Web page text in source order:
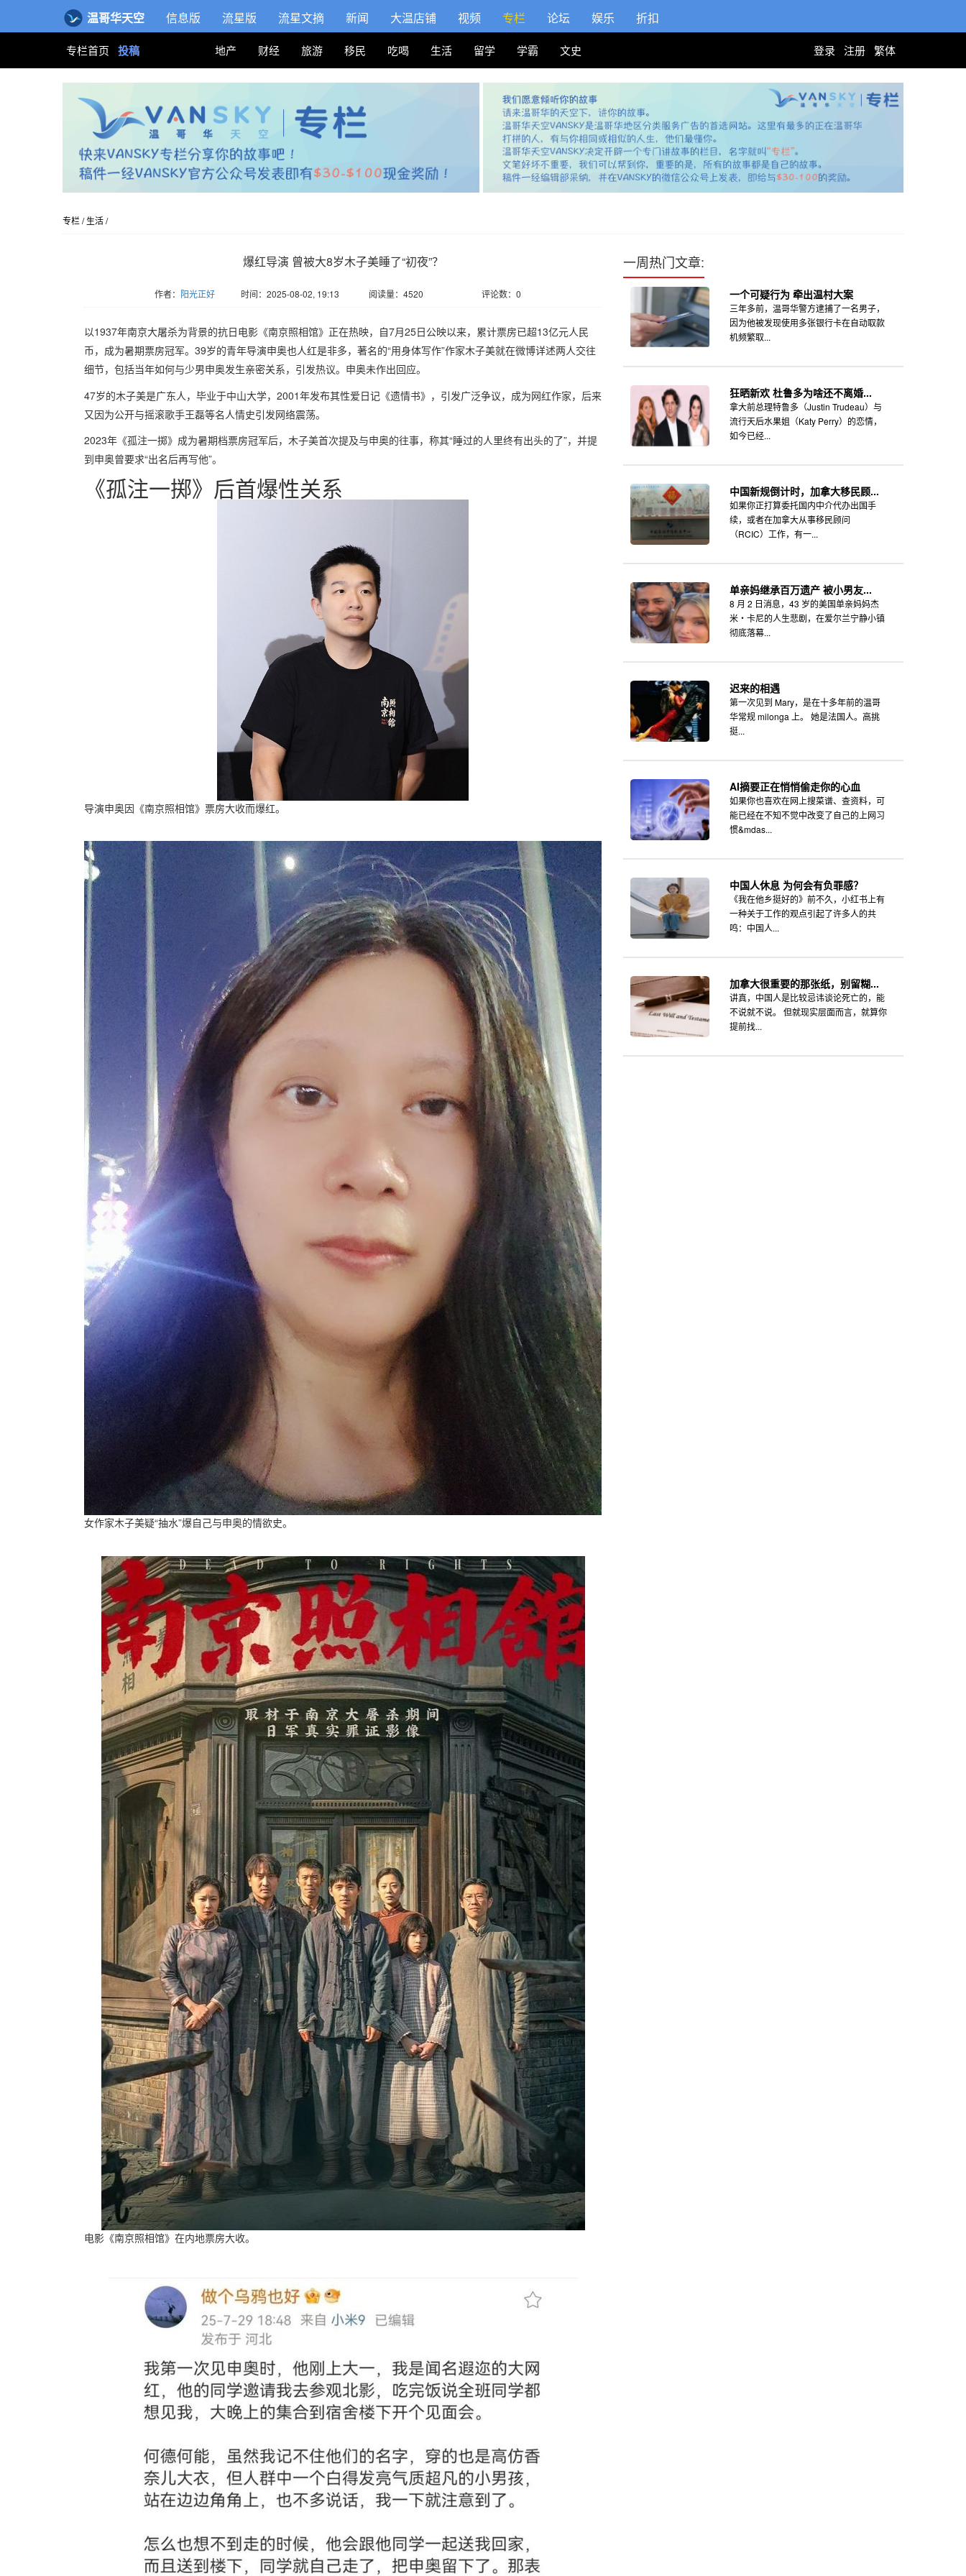
温哥华天空 信息版 流星版 流星文摘 新闻 大温店铺 视频 专栏 论坛 娱乐 折扣
专栏首页 投稿 地产 财经 旅游 移民 吃喝 生活 留学 学霸 文史 登录 注册 繁体
专栏 / 生活/
爆红导演 曾被大8岁木子美睡了“初夜”？
作者： 阳光正好 时间：2025-08-02, 19:13 阅读量：4520 评论数：0
以1937年南京大屠杀为背景的抗日电影《南京照相馆》正在热映，自7月25日公映以来，累计票房已超13亿元人民
币，成为暑期票房冠军。39岁的青年导演申奥也人红是非多，著名的“用身体写作”作家木子美就在微博详述两人交往
细节，包括当年如何与少男申奥发生亲密关系，引发热议。申奥未作出回应。
47岁的木子美是广东人，毕业于中山大学，2001年发布其性爱日记《遗情书》，引发广泛争议，成为网红作家，后来
又因为公开与摇滚歌手王磊等名人情史引发网络震荡。
2023年《孤注一掷》成为暑期档票房冠军后，木子美首次提及与申奥的往事，称其“睡过的人里终有出头的了”，并提
到申奥曾要求“出名后再写他”。
《孤注一掷》后首爆性关系
导演申奥因《南京照相馆》票房大收而爆红。
女作家木子美疑“抽水”爆自己与申奥的情欲史。
电影《南京照相馆》在内地票房大收。
一周热门文章:
一个可疑行为 牵出温村大案
三年多前，温哥华警方逮捕了一名男子，
因为他被发现使用多张银行卡在自动取款
机频繁取...
狂晒新欢 杜鲁多为啥还不离婚...
拿大前总理特鲁多（Justin Trudeau）与
流行天后水果姐（Katy Perry）的恋情，
如今已经...
中国新规倒计时，加拿大移民顾...
如果你正打算委托国内中介代办出国手
续，或者在加拿大从事移民顾问
（RCIC）工作，有一...
单亲妈继承百万遗产 被小男友...
8 月 2 日消息，43 岁的美国单亲妈妈杰
米・卡尼的人生悲剧，在爱尔兰宁静小镇
彻底落幕...
迟来的相遇
第一次见到 Mary，是在十多年前的温哥
华常规 milonga 上。 她是法国人。高挑
挺...
AI摘要正在悄悄偷走你的心血
如果你也喜欢在网上搜菜谱、查资料，可
能已经在不知不觉中改变了自己的上网习
惯&mdas...
中国人休息 为何会有负罪感？
《我在他乡挺好的》前不久，小红书上有
一种关于工作的观点引起了许多人的共
鸣：中国人...
加拿大很重要的那张纸，别留糊...
讲真，中国人是比较忌讳谈论死亡的，能
不说就不说。 但就现实层面而言，就算你
提前找...